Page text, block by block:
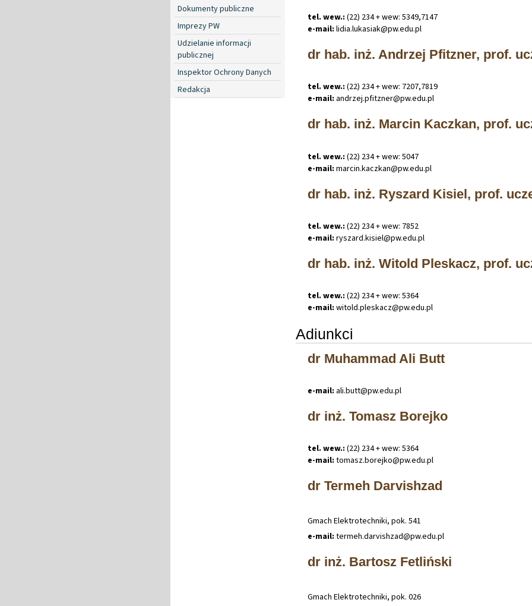
Dokumenty publiczne
Imprezy PW
Udzielanie informacji
publicznej
Inspektor Ochrony Danych
Redakcja
tel. wew.: (22) 234 + wew: 5349,7147
e-mail: lidia.lukasiak@pw.edu.pl
dr hab. inż. Andrzej Pfitzner, prof.
tel. wew.: (22) 234 + wew: 7207,7819
e-mail: andrzej.pfitzner@pw.edu.pl
dr hab. inż. Marcin Kaczkan, prof.
tel. wew.: (22) 234 + wew: 5047
e-mail: marcin.kaczkan@pw.edu.pl
dr hab. inż. Ryszard Kisiel, prof.
tel. wew.: (22) 234 + wew: 7852
e-mail: ryszard.kisiel@pw.edu.pl
dr hab. inż. Witold Pleskacz, prof.
tel. wew.: (22) 234 + wew: 5364
e-mail: witold.pleskacz@pw.edu.pl
Adiunkci
dr Muhammad Ali Butt
e-mail: ali.butt@pw.edu.pl
dr inż. Tomasz Borejko
tel. wew.: (22) 234 + wew: 5364
e-mail: tomasz.borejko@pw.edu.pl
dr Termeh Darvishzad
Gmach Elektrotechniki, pok. 541
e-mail: termeh.darvishzad@pw.edu.pl
dr inż. Bartosz Fetliński
Gmach Elektrotechniki, pok. 026